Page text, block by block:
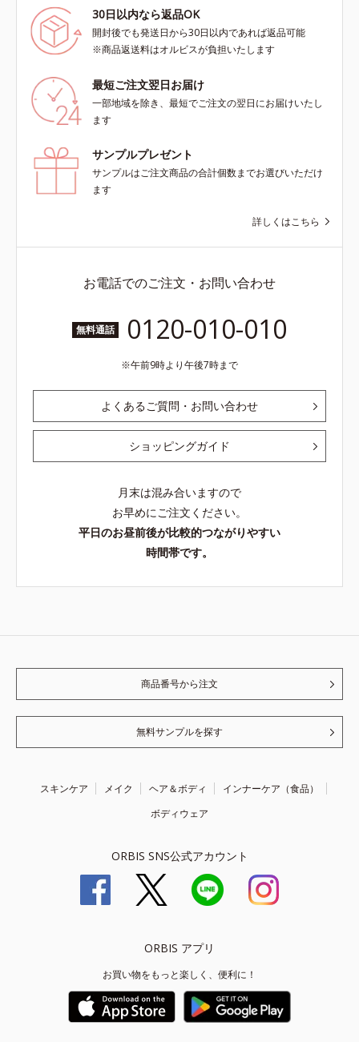
30日以内なら返品OK
開封後でも発送日から30日以内であれば返品可能
※商品返送料はオルビスが負担いたします
最短ご注文翌日お届け
一部地域を除き、最短でご注文の翌日にお届けいたし
ます
サンプルプレゼント
サンプルはご注文商品の合計個数までお選びいただけ
ます
詳しくはこちら
お電話でのご注文・お問い合わせ
無料通話 0120-010-010
午前9時より午後7時まで
よくあるご質問・お問い合わせ
ショッピングガイド
月末は混み合いますので
お早めにご注文ください。
平日のお昼前後が比較的つながりやすい
時間帯です。
商品番号から注文
無料サンプルを探す
スキンケア メイク ヘア＆ボディ
インナーケア（食品）
ボディウェア
ORBIS SNS公式アカウント
ORBIS アプリ
お買い物をもっと楽しく、便利に！